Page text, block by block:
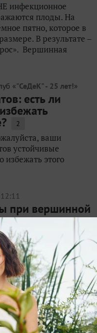
инфекционное
плоды. На
пятно, которое в
В результате –
Вершинная
«"СеДеК" - 25 лет!»
есть ли
2
ваши
устойчивые
этого
при вершинной
гнили?
вершинной
почву после
болели вершинной
после уборки